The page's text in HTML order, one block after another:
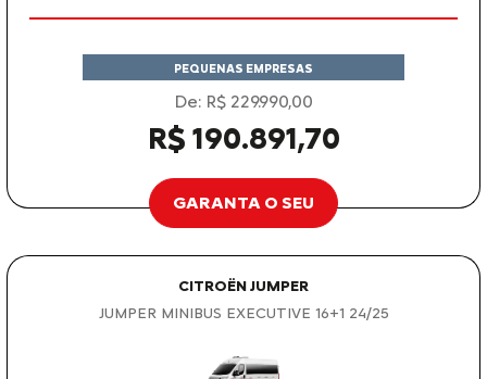
PEQUENAS EMPRESAS
De: R$ 229.990,00
R$ 190.891,70
GARANTA O SEU
CITROËN JUMPER
JUMPER MINIBUS EXECUTIVE 16+1 24/25